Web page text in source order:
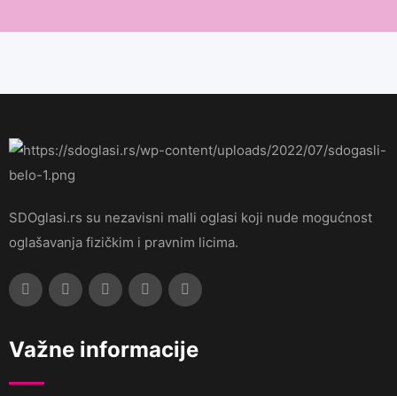
SDOglasi.rs su nezavisni malli oglasi koji nude mogućnost
oglašavanja fizičkim i pravnim licima.
Važne informacije